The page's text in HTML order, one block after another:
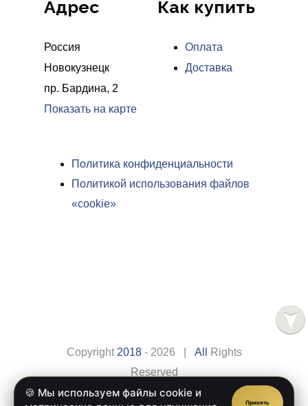
🍪 Мы используем файлы cookie и
Принять
Адрес
Россия
Новокузнецк
пр. Бардина, 2
Показать на карте
Как купить
Оплата
Доставка
Политика конфиденциальности
Политикой использования файлов
«cookie»
Copyright2018- 2026 | All
Rights
Reserved
Сайт разработан компанией Веб-сайт.рус